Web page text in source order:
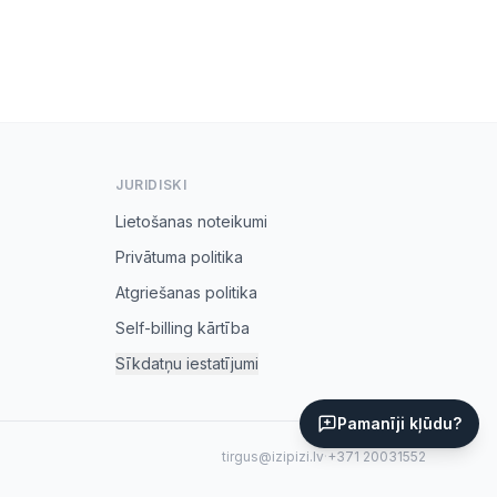
Pamanīji kļūdu?
JURIDISKI
Lietošanas noteikumi
Privātuma politika
Atgriešanas politika
Self-billing kārtība
Sīkdatņu iestatījumi
tirgus@izipizi.lv·+371 20031552